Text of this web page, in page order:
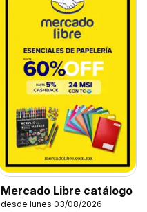
Mercado Libre catálogo
desde lunes 03/08/2026